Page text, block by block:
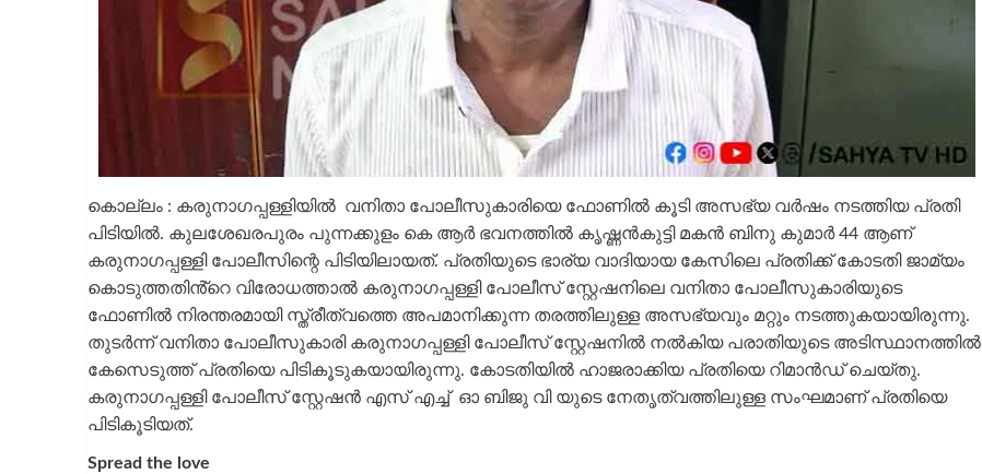
കൊല്ലം : കരുനാഗപ്പള്ളിയിൽ വനിതാ പോലീസുകാരിയെ ഫോണിൽ കൂടി അസഭ്യ വർഷം നടത്തിയ പ്രതി
പിടിയിൽ. കുലശേഖരപുരം പുന്നക്കുളം കെ ആർ ഭവനത്തിൽ കൃഷ്ണൻകുട്ടി മകൻ ബിനു കുമാർ 44 ആണ്
കരുനാഗപ്പള്ളി പോലീസിന്റെ പിടിയിലായത്. പ്രതിയുടെ ഭാര്യ വാദിയായ കേസിലെ പ്രതിക്ക് കോടതി ജാമ്യം
കൊടുത്തതിൻ്റെ വിരോധത്താൽ കരുനാഗപ്പള്ളി പോലീസ് സ്റ്റേഷനിലെ വനിതാ പോലീസുകാരിയുടെ
ഫോണിൽ നിരന്തരമായി സ്ത്രീത്വത്തെ അപമാനിക്കുന്ന തരത്തിലുള്ള അസഭ്യവും മറ്റും നടത്തുകയായിരുന്നു.
തുടർന്ന് വനിതാ പോലീസുകാരി കരുനാഗപ്പള്ളി പോലീസ് സ്റ്റേഷനിൽ നൽകിയ പരാതിയുടെ അടിസ്ഥാനത്തിൽ
കേസെടുത്ത് പ്രതിയെ പിടികൂടുകയായിരുന്നു. കോടതിയിൽ ഹാജരാക്കിയ പ്രതിയെ റിമാൻഡ് ചെയ്തു.
കരുനാഗപ്പള്ളി പോലീസ് സ്റ്റേഷൻ എസ് എച്ച് ഓ ബിജു വി യുടെ നേതൃത്വത്തിലുള്ള സംഘമാണ് പ്രതിയെ
പിടികൂടിയത്.
Spread the love